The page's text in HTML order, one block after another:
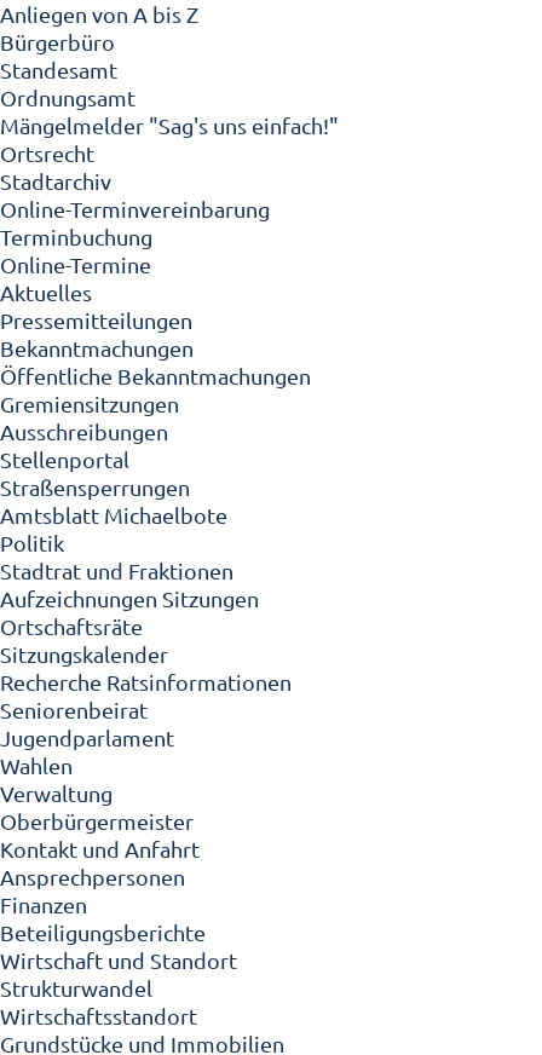
Anliegen von A bis Z
Bürgerbüro
Standesamt
Ordnungsamt
Mängelmelder "Sag's uns einfach!"
Ortsrecht
Stadtarchiv
Online-Terminvereinbarung
Terminbuchung
Online-Termine
Aktuelles
Pressemitteilungen
Bekanntmachungen
Öffentliche Bekanntmachungen
Gremiensitzungen
Ausschreibungen
Stellenportal
Straßensperrungen
Amtsblatt Michaelbote
Politik
Stadtrat und Fraktionen
Aufzeichnungen Sitzungen
Ortschaftsräte
Sitzungskalender
Recherche Ratsinformationen
Seniorenbeirat
Jugendparlament
Wahlen
Verwaltung
Oberbürgermeister
Kontakt und Anfahrt
Ansprechpersonen
Finanzen
Beteiligungsberichte
Wirtschaft und Standort
Strukturwandel
Wirtschaftsstandort
Grundstücke und Immobilien